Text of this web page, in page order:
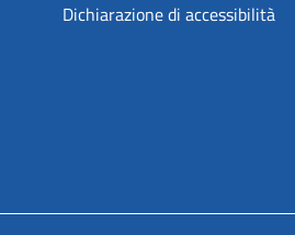
Dichiarazione di accessibilità